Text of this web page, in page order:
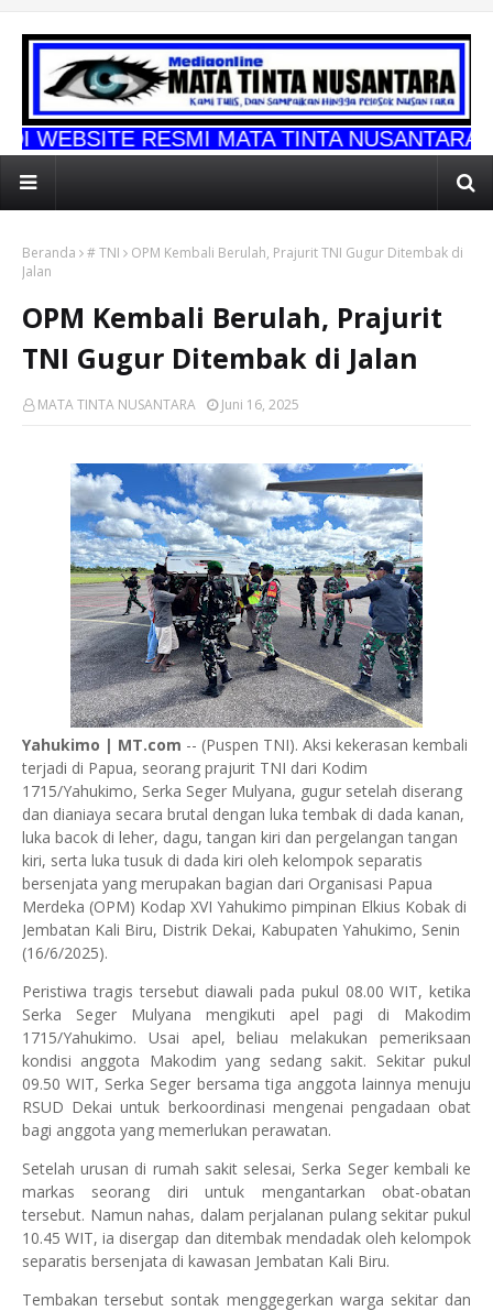
MATA TINTA NUSANTARA
Beranda # TNI
OPM Kembali Berulah, Prajurit TNI Gugur Ditembak di
Jalan
OPM Kembali Berulah, Prajurit
TNI Gugur Ditembak di Jalan
MATA TINTA NUSANTARA Juni 16, 2025
Yahukimo | MT.com -- (Puspen TNI). Aksi kekerasan kembali
terjadi di Papua, seorang prajurit TNI dari Kodim
1715/Yahukimo, Serka Seger Mulyana, gugur setelah diserang
dan dianiaya secara brutal dengan luka tembak di dada kanan,
luka bacok di leher, dagu, tangan kiri dan pergelangan tangan
kiri, serta luka tusuk di dada kiri oleh kelompok separatis
bersenjata yang merupakan bagian dari Organisasi Papua
Merdeka (OPM) Kodap XVI Yahukimo pimpinan Elkius Kobak di
Jembatan Kali Biru, Distrik Dekai, Kabupaten Yahukimo, Senin
(16/6/2025).
Peristiwa tragis tersebut diawali pada pukul 08.00 WIT, ketika
Serka Seger Mulyana mengikuti apel pagi di Makodim
1715/Yahukimo. Usai apel, beliau melakukan pemeriksaan
kondisi anggota Makodim yang sedang sakit. Sekitar pukul
09.50 WIT, Serka Seger bersama tiga anggota lainnya menuju
RSUD Dekai untuk berkoordinasi mengenai pengadaan obat
bagi anggota yang memerlukan perawatan.
Setelah urusan di rumah sakit selesai, Serka Seger kembali ke
markas seorang diri untuk mengantarkan obat-obatan
tersebut. Namun nahas, dalam perjalanan pulang sekitar pukul
10.45 WIT, ia disergap dan ditembak mendadak oleh kelompok
separatis bersenjata di kawasan Jembatan Kali Biru.
Tembakan tersebut sontak menggegerkan warga sekitar dan